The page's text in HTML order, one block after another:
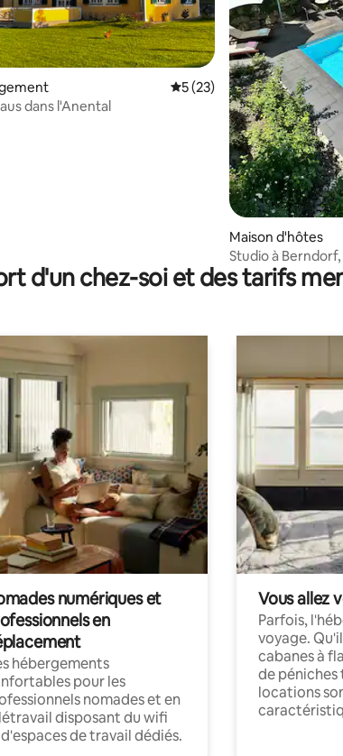
la base de 213 commentaires : 4,71 sur 5
Évaluation moyenne sur la
5 (23)
dans l'Anental
Maison d'hôtes
Studio à
sauna privé
d'un chez-soi et des tarifs
numériques et
en
hébergements
pour les
nomades et en
disposant du wifi
de travail dédiés.
Vous allez
Parfois,
voyage.
cabanes à
de péniches
locations